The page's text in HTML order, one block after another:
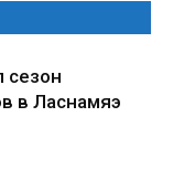
сезон
в Ласнамяэ